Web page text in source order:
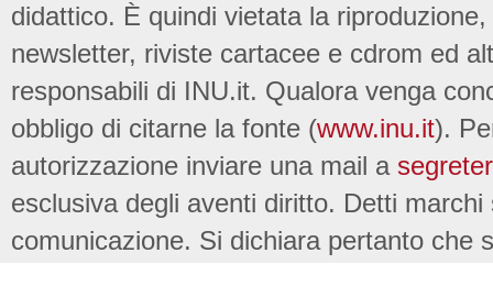
didattico. È quindi vietata la
newsletter, riviste cartacee e cdrom ed
responsabili di INU.it. Qualora venga
obbligo di citarne la fonte (www.inu.it).
autorizzazione inviare una mail a
esclusiva degli aventi diritto. Detti
comunicazione. Si dichiara pertanto che